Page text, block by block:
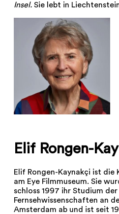
Insel. Sie lebt in
Elif Rongen-
Elif Rongen-Kaynakçi ist
am Eye Filmmuseum. Sie
schloss 1997 ihr Studium der
Fernsehwissenschaften an
Amsterdam ab und ist seit